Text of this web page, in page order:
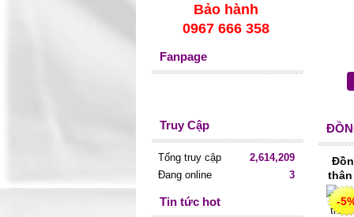
thân
-
Bảo hành
0967 666 358
Fanpage
Truy Cập
Tổng truy cập
2,614,209
Đang online
3
Tin tức hot